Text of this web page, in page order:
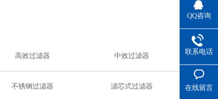
高效过滤器 中效过滤器
不锈钢过滤器 滤芯式过滤器
QQ咨询
联系电话
在线留言